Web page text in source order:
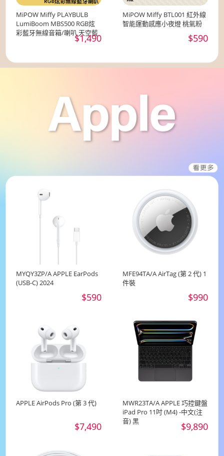
MiPOW Miffy PLAYBULB
LumiBoom MBS500 RGB炫
彩藍牙無線音箱/喇叭 天空藍
$1,490
MiPOW Miffy BTL001 紅外線
智能運動感應小夜燈 桃氣粉
$590
MYQY3ZP/A APPLE EarPods
(USB-C) 2024
$590
MFE94TA/A AirTag (第 2 代) 1
件裝
$990
APPLE AirPods Pro (第 3 代)
$7,490
MWR23TA/A APPLE 巧控鍵盤
iPad Pro 11吋 (M4) -中文(注
音) 黑
$9,890